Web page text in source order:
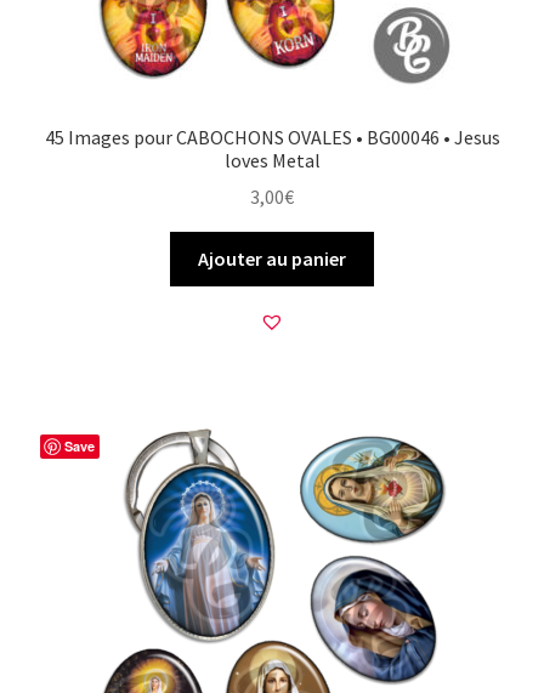
45 Images pour CABOCHONS OVALES • BG00046 • Jesus
loves Metal
3,00€
Ajouter au panier
Save